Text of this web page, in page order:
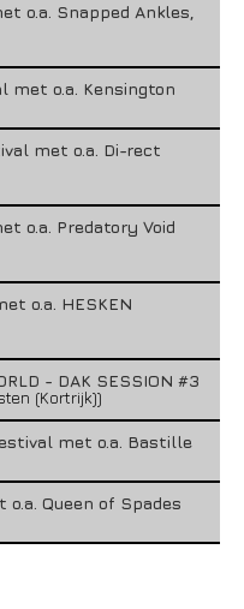
o.a. Snapped Ankles,
met o.a. Kensington
met o.a. Di-rect
o.a. Predatory Void
o.a. HESKEN
- DAK SESSION #3
(Kortrijk))
met o.a. Bastille
Queen of Spades